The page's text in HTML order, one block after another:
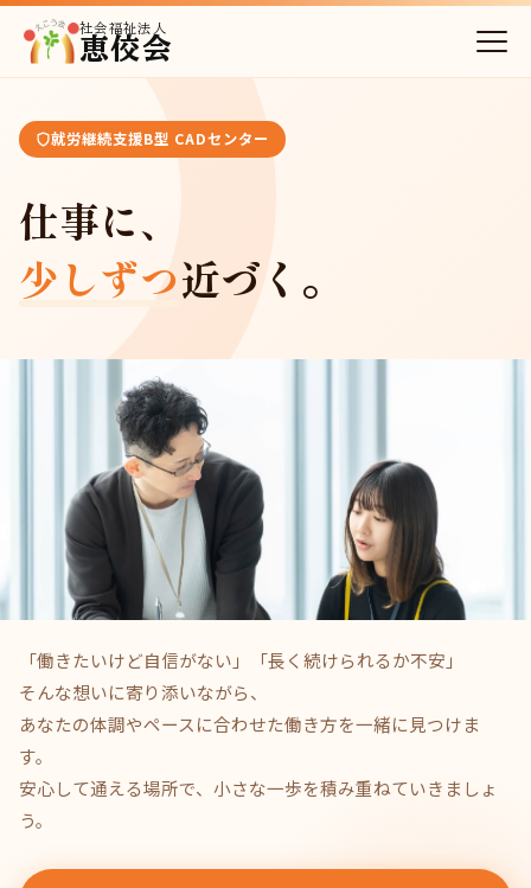
社会福祉法人
恵佼会
就労継続支援B型 CADセンター
仕事に、
少しずつ近づく。
「働きたいけど自信がない」「長く続けられるか不安」
そんな想いに寄り添いながら、
あなたの体調やペースに合わせた働き方を一緒に見つけま
す。
安心して通える場所で、小さな一歩を積み重ねていきましょ
う。